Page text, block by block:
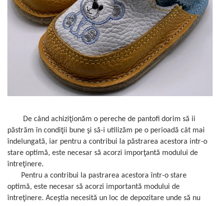
De când achiziţionăm o pereche de pantofi dorim să ii
păstrăm în condiţii bune şi să-i utilizăm pe o perioadă cât mai
îndelungată, iar pentru a contribui la păstrarea acestora intr-o
stare optimă, este necesar să acorzi imporţantă modului de
întreţinere.
Pentru a contribui la pastrarea acestora într-o stare
optimă, este necesar să acorzi importantă modului de
întreţinere. Aceştia necesită un loc de depozitare unde să nu